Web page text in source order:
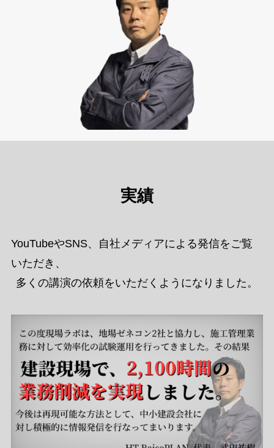
実績
YouTubeやSNS、自社メディアによる発信をご覧
いただき、
多くの講演の依頼をいただくようになりました。